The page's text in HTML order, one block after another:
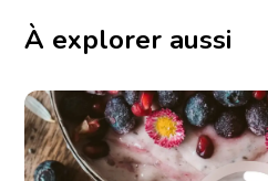
À explorer aussi